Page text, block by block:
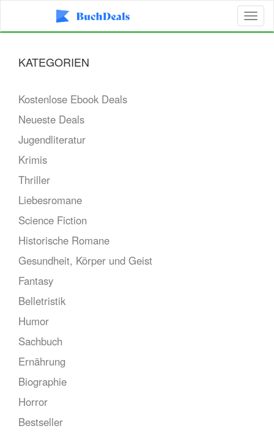
KATEGORIEN
Kostenlose Ebook Deals
Neueste Deals
Jugendliteratur
Krimis
Thriller
Liebesromane
Science Fiction
Historische Romane
Gesundheit, Körper und Geist
Fantasy
Belletristik
Humor
Sachbuch
Ernährung
Biographie
Horror
Bestseller